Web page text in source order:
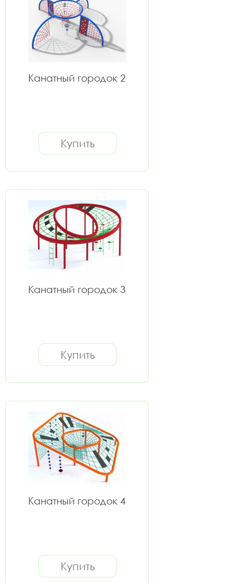
Канатный городок 2
Купить
Канатный городок 3
Купить
Канатный городок 4
Купить